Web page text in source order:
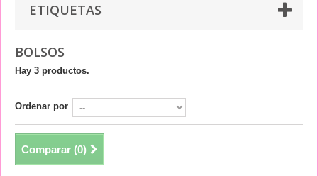
ETIQUETAS
BOLSOS
Hay 3 productos.
Ordenar por
Comparar (0)